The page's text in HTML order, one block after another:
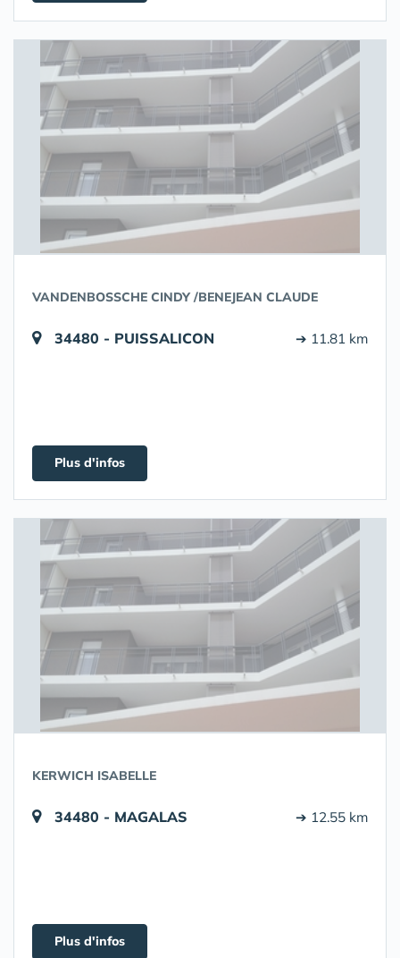
VANDENBOSSCHE CINDY /BENEJEAN CLAUDE
34480 - PUISSALICON ➔ 11.81 km
Plus d'infos
KERWICH ISABELLE
34480 - MAGALAS ➔ 12.55 km
Plus d'infos